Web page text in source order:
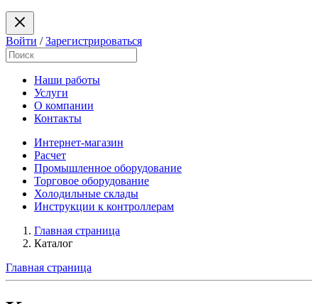
Войти /Зарегистрироваться
Наши работы
Услуги
О компании
Контакты
Интернет-магазин
Расчет
Промышленное оборудование
Торговое оборудование
Холодильные склады
Инструкции к контроллерам
Главная страница
Каталог
Главная страница